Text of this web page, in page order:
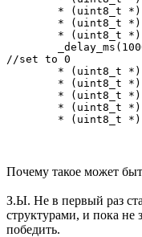
//set to 0
* (uint8_t
Почему такое может
З.Ы. Не в первый раз
структурами, и пока не
победить.